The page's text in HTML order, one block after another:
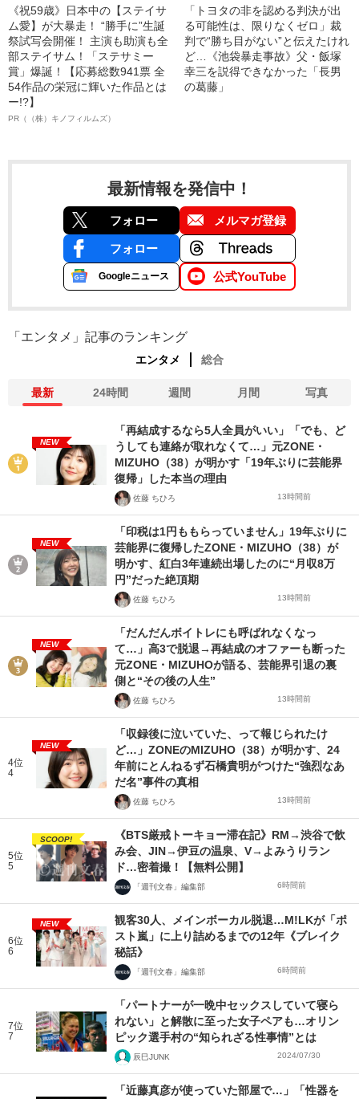
《祝59歳》日本中の【ステイサ
ム愛】が大暴走！ “勝手に”生誕
祭試写会開催！ 主演も助演も全
部ステイサム！「ステサミー
賞」爆誕！【応募総数941票 全
54作品の栄冠に輝いた作品とは
ー!?】
PR（（株）キノフィルムズ）
「トヨタの非を認める判決が出
る可能性は、限りなくゼロ」裁
判で“勝ち目がない”と伝えたけれ
ど…《池袋暴走事故》父・飯塚
幸三を説得できなかった「長男
の葛藤」
最新情報を発信中！
フォロー メルマガ登録
フォロー
Googleニュース 公式YouTube
「エンタメ」記事のランキング
エンタメ 総合
最新 24時間 週間 月間 写真
NEW
「再結成するなら5人全員がいい」「でも、ど
うしても連絡が取れなくて…」元ZONE・
MIZUHO（38）が明かす「19年ぶりに芸能界
復帰」した本当の理由
佐藤 ちひろ 13時間前
NEW
「印税は1円ももらっていません」19年ぶりに
芸能界に復帰したZONE・MIZUHO（38）が
明かす、紅白3年連続出場したのに“月収8万
円”だった絶頂期
佐藤 ちひろ 13時間前
NEW
「だんだんボイトレにも呼ばれなくなっ
て…」高3で脱退→再結成のオファーも断った
元ZONE・MIZUHOが語る、芸能界引退の裏
側と“その後の人生”
佐藤 ちひろ 13時間前
4位
4
NEW
「収録後に泣いていた、って報じられたけ
ど…」ZONEのMIZUHO（38）が明かす、24
年前にとんねるず石橋貴明がつけた“強烈なあ
だ名”事件の真相
佐藤 ちひろ 13時間前
5位
5
SCOOP!
《BTS厳戒トーキョー滞在記》RM→渋谷で飲
み会、JIN→伊豆の温泉、V→よみうりラン
ド…密着撮！【無料公開】
「週刊文春」編集部 6時間前
6位
6
NEW
観客30人、メインボーカル脱退…M!LKが「ポ
スト嵐」に上り詰めるまでの12年《ブレイク
秘話》
「週刊文春」編集部 6時間前
7位
7
「パートナーが一晩中セックスしていて寝ら
れない」と解散に至った女子ペアも…オリン
ピック選手村の“知られざる性事情”とは
辰巳JUNK 2024/07/30
「近藤真彦が使っていた部屋で…」「性器を